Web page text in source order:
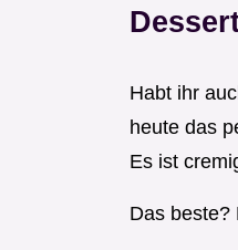
Habt ihr
heute das
Es ist
Das beste?